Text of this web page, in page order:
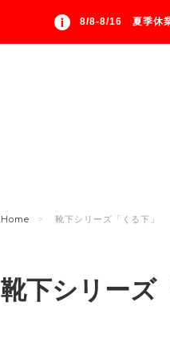
8/8-8/16 夏季休業
Home 靴下シリーズ「くる下」
靴下シリーズ